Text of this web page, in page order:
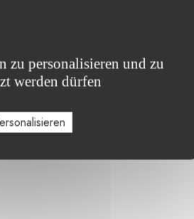
zu personalisieren und zu
werden dürfen